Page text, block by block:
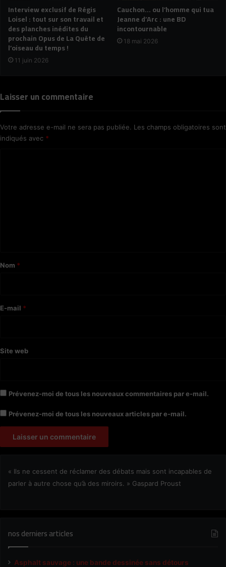
Interview exclusif de Régis
Loisel : tout sur son travail et
des planches inédites du
prochain Opus de La Quête de
l’oiseau du temps !
11 juin 2026
Cauchon… ou l’homme qui tua
Jeanne d’Arc : une BD
incontournable
18 mai 2026
Laisser un commentaire
Votre adresse e-mail ne sera pas publiée. Les champs obligatoires sont
indiqués avec *
a
e
Nom *
E-mail *
Site web
Prévenez-moi de tous les nouveaux commentaires par e-mail.
Prévenez-moi de tous les nouveaux articles par e-mail.
« Ils ne cessent de réclamer des débats mais sont incapables de
parler à autre chose qu’à des miroirs. » Gaspard Proust
nos derniers articles
Asphalt sauvage : une bande dessinée sans détours